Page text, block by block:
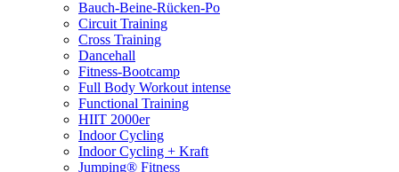
Bauch-Beine-Rücken-Po
Circuit Training
Cross Training
Dancehall
Fitness-Bootcamp
Full Body Workout intense
Functional Training
HIIT 2000er
Indoor Cycling
Indoor Cycling + Kraft
Jumping® Fitness